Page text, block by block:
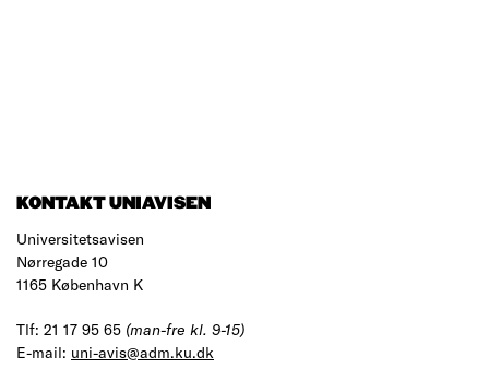
KONTAKT UNIAVISEN
Universitetsavisen
Nørregade 10
1165 København K
Tlf: 21 17 95 65 (man-fre kl. 9-15)
E-mail: uni-avis@adm.ku.dk